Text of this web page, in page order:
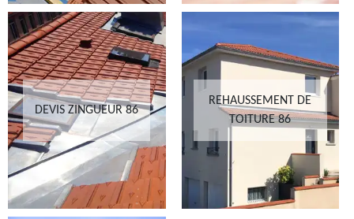
DEVIS ZINGUEUR 86
REHAUSSEMENT DE
TOITURE 86